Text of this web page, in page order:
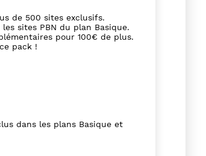
de 500 sites exclusifs.
sites PBN du plan Basique.
pour 100€ de plus.
pack !
dans les plans Basique et